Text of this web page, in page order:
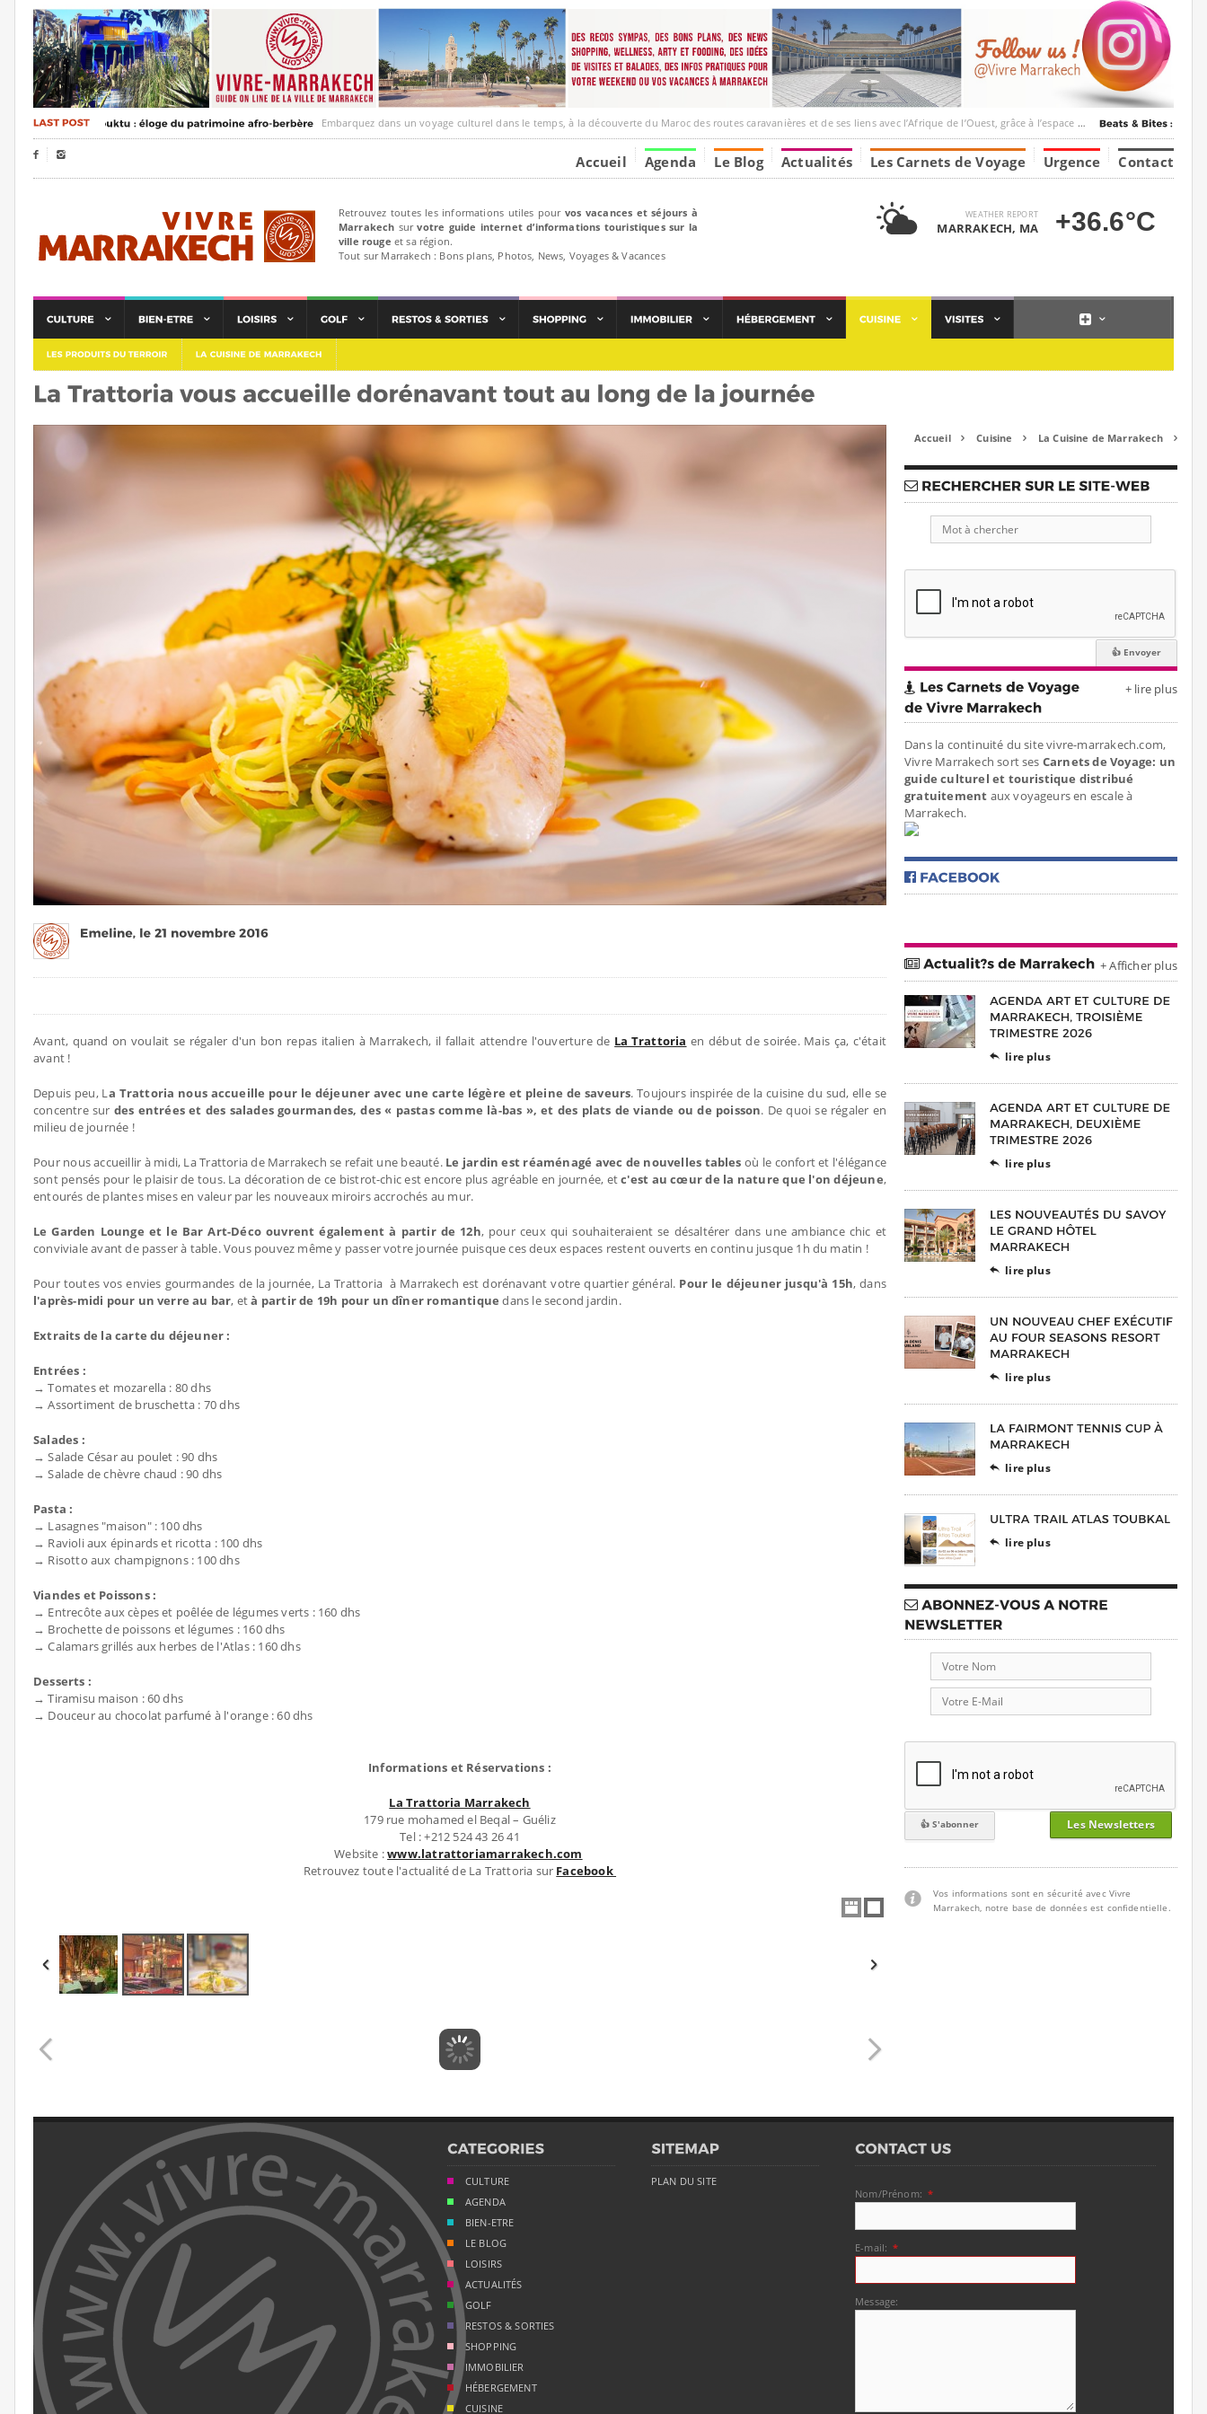
Embarquez dans un voyage culturel dans le temps, à la découverte du Maroc des routes caravanières et de ses liens avec l’Afrique de l’Ouest, grâce à l’espace Marrakesh-Tumbuktu.
  Accueil Agenda Le Blog Actualités Les Carnets de Voyage Urgence Contact
Retrouvez toutes les informations utiles pour vos vacances et séjours à
Marrakech survotre guide internet d’informations touristiques sur la
ville rouge et sa région.
Tout sur Marrakech : Bons plans, Photos, News, Voyages & Vacances
WEATHER REPORT
MARRAKECH, MA +36.6°C
Avant, quand on voulait se régaler d'un bon repas italien à Marrakech, il fallait attendre l'ouverture de La Trattoria en début de soirée. Mais ça, c'était
avant !
Depuis peu, La Trattoria nous accueille pour le déjeuner avec une carte légère et pleine de saveurs. Toujours inspirée de la cuisine du sud, elle se
concentre sur des entrées et des salades gourmandes, des « pastas comme là-bas », et des plats de viande ou de poisson. De quoi se régaler en
milieu de journée !
Pour nous accueillir à midi, La Trattoria de Marrakech se refait une beauté. Le jardin est réaménagé avec de nouvelles tables où le confort et l'élégance
sont pensés pour le plaisir de tous. La décoration de ce bistrot-chic est encore plus agréable en journée, etc'est au cœur de la nature que l'on déjeune,
entourés de plantes mises en valeur par les nouveaux miroirs accrochés au mur.
Le Garden Lounge et le Bar Art-Déco ouvrent également à partir de 12h, pour ceux qui souhaiteraient se désaltérer dans une ambiance chic et
conviviale avant de passer à table. Vous pouvez même y passer votre journée puisque ces deux espaces restent ouverts en continu jusque 1h du matin !
Pour toutes vos envies gourmandes de la journée, La Trattoria à Marrakech est dorénavant votre quartier général. Pour le déjeuner jusqu'à 15h, dans
l'après-midi pour un verre au bar, età partir de 19h pour un dîner romantique dans le second jardin.
Extraits de la carte du déjeuner :
Entrées :
→ Tomates et mozarella : 80 dhs
→ Assortiment de bruschetta : 70 dhs
Salades :
→ Salade César au poulet : 90 dhs
→ Salade de chèvre chaud : 90 dhs
Pasta :
→ Lasagnes "maison" : 100 dhs
→ Ravioli aux épinards et ricotta : 100 dhs
→ Risotto aux champignons : 100 dhs
Viandes et Poissons :
→ Entrecôte aux cèpes et poêlée de légumes verts : 160 dhs
→ Brochette de poissons et légumes : 160 dhs
→ Calamars grillés aux herbes de l'Atlas : 160 dhs
Desserts :
→ Tiramisu maison : 60 dhs
→ Douceur au chocolat parfumé à l'orange : 60 dhs
Informations et Réservations :
La Trattoria Marrakech
179 rue mohamed el Beqal – Guéliz
Tel : +212 524 43 26 41
Website :www.latrattoriamarrakech.com
Retrouvez toute l'actualité de La Trattoria sur Facebook
Accueil  Cuisine  La Cuisine de Marrakech 
+ lire plus
Dans la continuité du site vivre-marrakech.com,
Vivre Marrakech sort ses Carnets de Voyage: un
guide culturel et touristique distribué
gratuitement aux voyageurs en escale à
Marrakech.
+ Afficher plus
 lire plus
 lire plus
 lire plus
 lire plus
 lire plus
 lire plus
Les Newsletters
Vos informations sont en sécurité avec Vivre
Marrakech, notre base de données est confidentielle.
CULTURE
AGENDA
BIEN-ETRE
LE BLOG
LOISIRS
ACTUALITÉS
GOLF
RESTOS & SORTIES
SHOPPING
IMMOBILIER
HÉBERGEMENT
CUISINE
PLAN DU SITE
Nom/Prénom: *
E-mail: *
Message: